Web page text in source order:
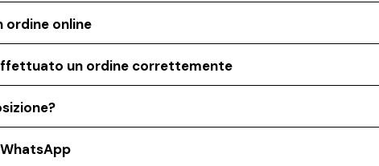
ordine online
un ordine correttemente